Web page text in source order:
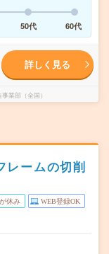
50代 60代
詳しく見る
業部（全国）
レームの切削
休み WEB登録OK